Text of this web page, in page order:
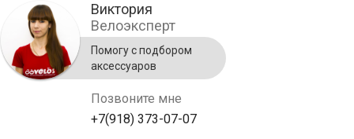
Виктория
Велоэксперт
Помогу с подбором
аксессуаров
Позвоните мне
+7(918) 373-07-07